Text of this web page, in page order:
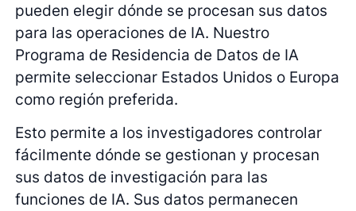
pueden elegir dónde se procesan sus datos
para las operaciones de IA. Nuestro
Programa de Residencia de Datos de IA
permite seleccionar Estados Unidos o Europa
como región preferida.
Esto permite a los investigadores controlar
fácilmente dónde se gestionan y procesan
sus datos de investigación para las
funciones de IA. Sus datos permanecen